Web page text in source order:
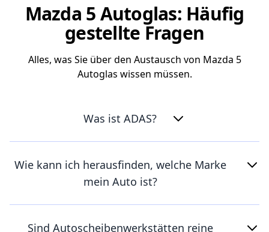
Mazda 5 Autoglas: Häufig
gestellte Fragen
Alles, was Sie über den Austausch von Mazda 5
Autoglas wissen müssen.
Was ist ADAS?
Wie kann ich herausfinden, welche Marke
mein Auto ist?
Sind Autoscheibenwerkstätten reine